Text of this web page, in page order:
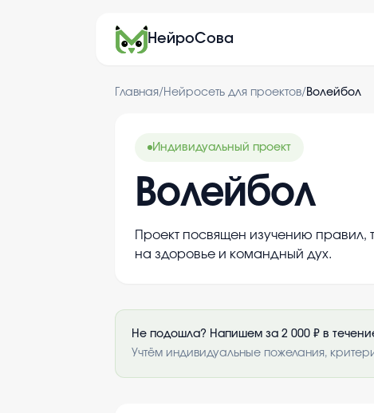
НейроСова
Главная/ Нейросеть для проектов/ Волейбол
Индивидуальный проект
Волейбол
Проект посвящен изучению
на здоровье и командный дух.
Не подошла? Напишем за 2 000 ₽ в
Учтём индивидуальные пожелания,